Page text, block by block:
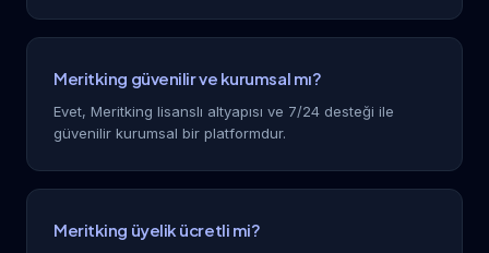
Meritking güvenilir ve kurumsal mı?
Evet, Meritking lisanslı altyapısı ve 7/24 desteği ile
güvenilir kurumsal bir platformdur.
Meritking üyelik ücretli mi?